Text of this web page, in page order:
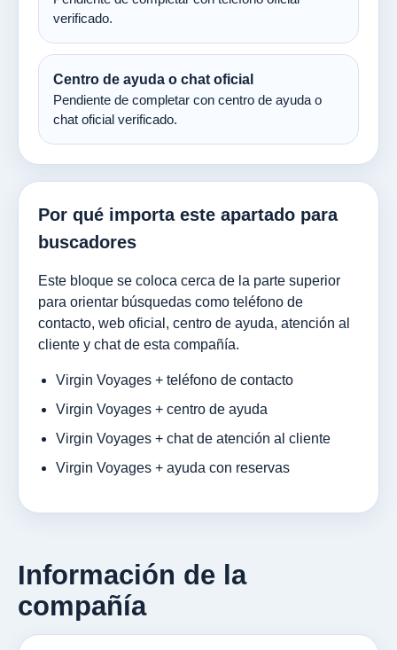
verificado.
Centro de ayuda o chat oficial
Pendiente de completar con centro de ayuda o
chat oficial verificado.
Por qué importa este apartado para
buscadores
Este bloque se coloca cerca de la parte superior
para orientar búsquedas como teléfono de
contacto, web oficial, centro de ayuda, atención al
cliente y chat de esta compañía.
Virgin Voyages + teléfono de contacto
Virgin Voyages + centro de ayuda
Virgin Voyages + chat de atención al cliente
Virgin Voyages + ayuda con reservas
Información de la
compañía